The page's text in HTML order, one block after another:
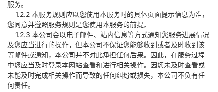
服务。
1.2.2 本服务规则应以您使用本服务时的具体页面提示信息为准，
您同意并遵照服务规则是您使用本服务的前提。
1.2.3 本公司会以电子邮件、站内信息等方式通知您服务进展情况
及您应当进行的操作，但本公司不保证您能够收到或者及时收到该
等邮件或通知，本公司并不对此承担任何后果。因此，在服务过程
中您应当及时登录本网站查看和进行相关操作。因您未及时查看或
未能及时完成相关操作而导致的任何纠纷或损失，本公司不负有任
何责任。